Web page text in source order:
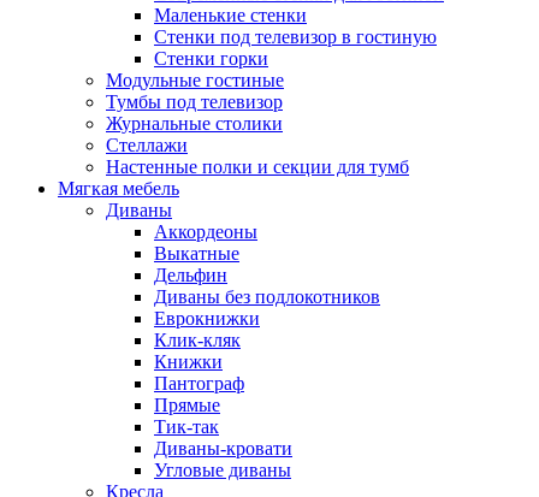
Маленькие стенки
Стенки под телевизор в гостиную
Стенки горки
Модульные гостиные
Тумбы под телевизор
Журнальные столики
Стеллажи
Настенные полки и секции для тумб
Мягкая мебель
Диваны
Аккордеоны
Выкатные
Дельфин
Диваны без подлокотников
Еврокнижки
Клик-кляк
Книжки
Пантограф
Прямые
Тик-так
Диваны-кровати
Угловые диваны
Кресла